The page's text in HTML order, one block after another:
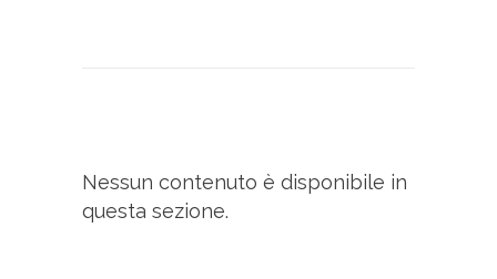
Nessun contenuto è disponibile in
questa sezione.